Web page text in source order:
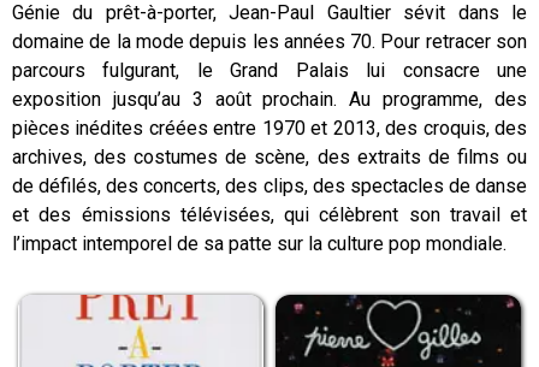
Génie du prêt-à-porter, Jean-Paul Gaultier sévit dans le
domaine de la mode depuis les années 70. Pour retracer son
parcours fulgurant, le Grand Palais lui consacre une
exposition jusqu’au 3 août prochain. Au programme, des
pièces inédites créées entre 1970 et 2013, des croquis, des
archives, des costumes de scène, des extraits de films ou
de défilés, des concerts, des clips, des spectacles de danse
et des émissions télévisées, qui célèbrent son travail et
l’impact intemporel de sa patte sur la culture pop mondiale.